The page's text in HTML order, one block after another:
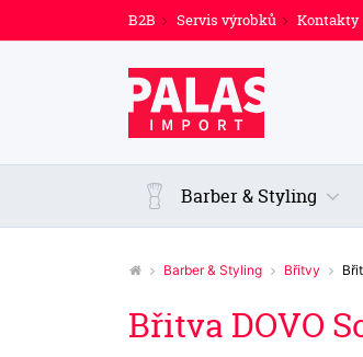
B2B Servis výrobků Kontakty
Barber & Styling
Barber & Styling Břitvy
Břitva DOVO